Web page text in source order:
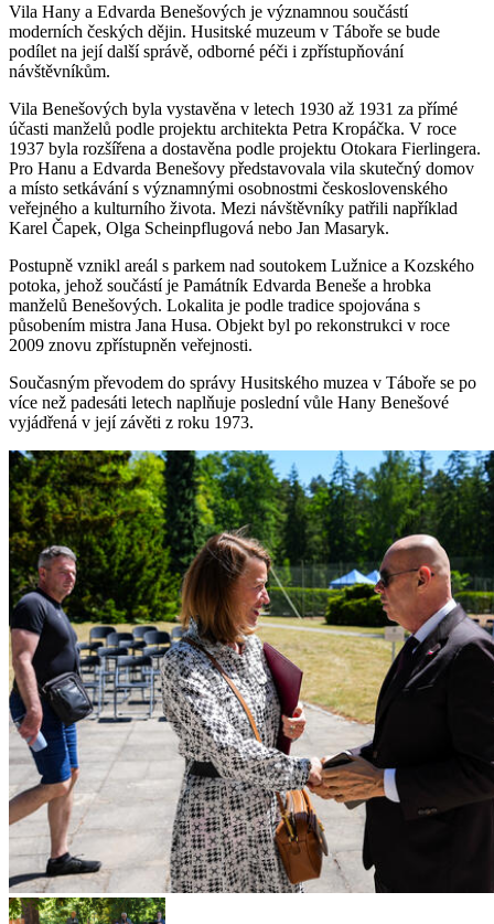
Vila Hany a Edvarda Benešových je významnou součástí
moderních českých dějin. Husitské muzeum v Táboře se bude
podílet na její další správě, odborné péči i zpřístupňování
návštěvníkům.
Vila Benešových byla vystavěna v letech 1930 až 1931 za přímé
účasti manželů podle projektu architekta Petra Kropáčka. V roce
1937 byla rozšířena a dostavěna podle projektu Otokara Fierlingera.
Pro Hanu a Edvarda Benešovy představovala vila skutečný domov
a místo setkávání s významnými osobnostmi československého
veřejného a kulturního života. Mezi návštěvníky patřili například
Karel Čapek, Olga Scheinpflugová nebo Jan Masaryk.
Postupně vznikl areál s parkem nad soutokem Lužnice a Kozského
potoka, jehož součástí je Památník Edvarda Beneše a hrobka
manželů Benešových. Lokalita je podle tradice spojována s
působením mistra Jana Husa. Objekt byl po rekonstrukci v roce
2009 znovu zpřístupněn veřejnosti.
Současným převodem do správy Husitského muzea v Táboře se po
více než padesáti letech naplňuje poslední vůle Hany Benešové
vyjádřená v její závěti z roku 1973.